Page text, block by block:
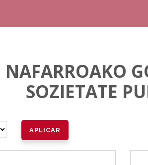
NAFARROAKO
SOZIETATE